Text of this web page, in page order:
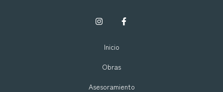
Inicio
Obras
Asesoramiento